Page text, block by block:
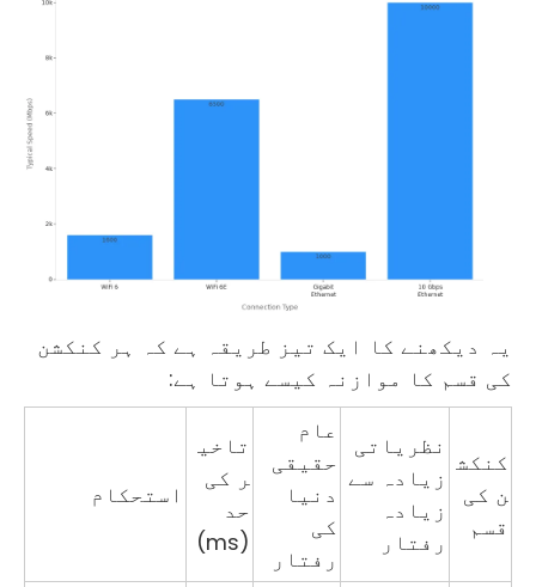
یہ دیکھنے کا ایک تیز طریقہ ہے کہ ہر کنکشن
کی قسم کا موازنہ کیسے ہوتا ہے:
کنکش
ن کی
قسم
نظریاتی
زیادہ سے
زیادہ
رفتار
عام
حقیقی
دنیا
کی
رفتار
تاخی
ر کی
حد
(ms)
استحکام